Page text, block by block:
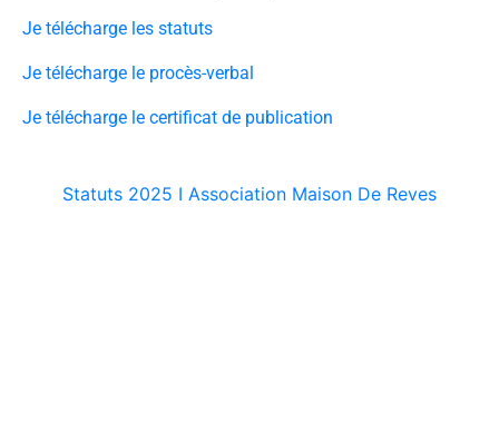
Je télécharge les statuts
Je télécharge le procès-verbal
Je télécharge le certificat de publication
Statuts 2025 I Association Maison De Reves